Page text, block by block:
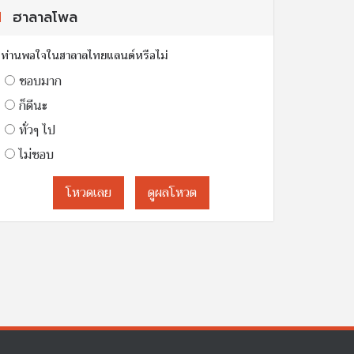
ฮาลาลโพล
ท่านพอใจในฮาลาลไทยแลนด์หรือไม่
ชอบมาก
ก็ดีนะ
ทั่วๆ ไป
ไม่ชอบ
โหวดเลย
ดูผลโหวต